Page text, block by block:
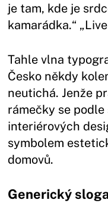
je tam, kde je
kamarádka.“
Tahle vlna
Česko někdy
neutichá. Jenže
rámečky se
interiérových
symbolem
domovů.
Generický